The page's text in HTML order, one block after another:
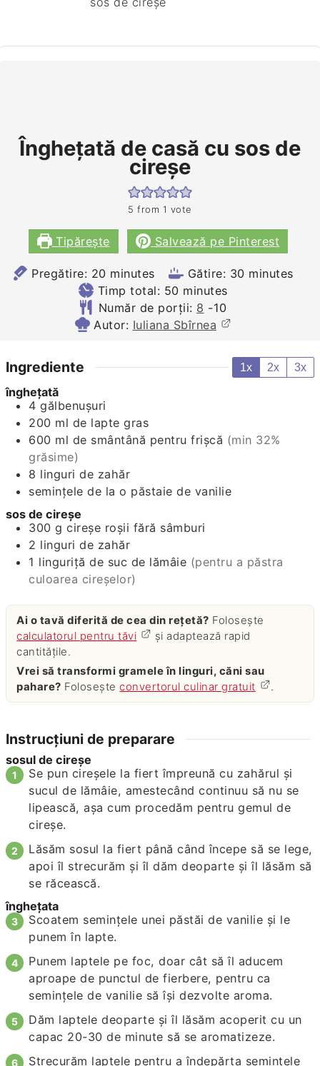
Îngheţată de casă cu sos de
cireşe
5 from 1 vote
Tipărește Salvează pe Pinterest
Pregătire: 20minutes
minutes Gătire: 30minutes
minutes
Timp total: 50minutes
minutes
Număr de porții: 8 -10
Autor: Iuliana Sbîrnea
Ingrediente 1x 2x 3x
îngheţată
4 gălbenuşuri
200 ml de lapte gras
600 ml de smântână pentru frişcă (min 32%
grăsime)
8 linguri de zahăr
seminţele de la o păstaie de vanilie
sos de cireşe
300 g cireşe roşii fără sâmburi
2 linguri de zahăr
1 linguriţă de suc de lămâie (pentru a păstra
culoarea cireşelor)
Ai o tavă diferită de cea din rețetă? Folosește
calculatorul pentru tăvi
și adaptează rapid
cantitățile.
Vrei să transformi gramele în linguri, căni sau
pahare? Foloseșteconvertorul culinar gratuit .
Instrucțiuni de preparare
sosul de cireşe
Se pun cireşele la fiert împreună cu zahărul şi
sucul de lămâie, amestecând continuu să nu se
lipească, aşa cum procedăm pentru gemul de
cireşe.
Lăsăm sosul la fiert până când începe să se lege,
apoi îl strecurăm şi îl dăm deoparte şi îl lăsăm să
se răcească.
îngheţata
Scoatem seminţele unei păstăi de vanilie şi le
punem în lapte.
Punem laptele pe foc, doar cât să îl aducem
aproape de punctul de fierbere, pentru ca
seminţele de vanilie să îşi dezvolte aroma.
Dăm laptele deoparte şi îl lăsăm acoperit cu un
capac 20-30 de minute să se aromatizeze.
Strecurăm laptele pentru a îndepărta seminţele